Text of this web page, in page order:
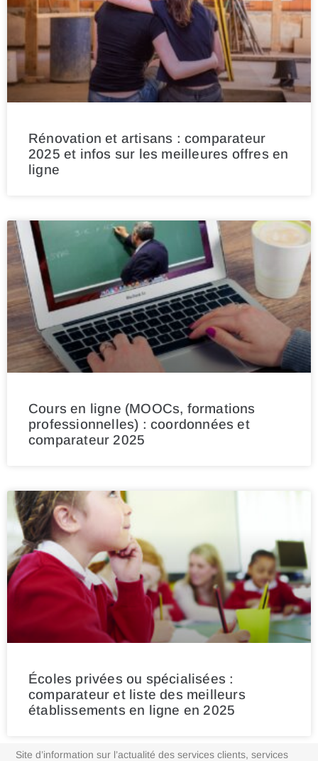
Rénovation et artisans : comparateur
2025 et infos sur les meilleures offres en
ligne
Cours en ligne (MOOCs, formations
professionnelles) : coordonnées et
comparateur 2025
Écoles privées ou spécialisées :
comparateur et liste des meilleurs
établissements en ligne en 2025
Site d’information sur l’actualité des services clients, services